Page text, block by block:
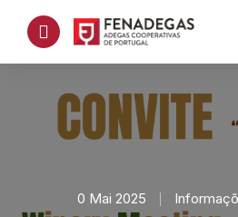
0 Mai 2025